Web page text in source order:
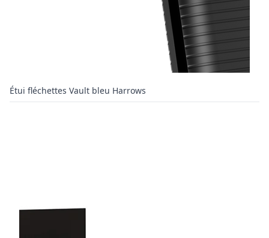
Étui fléchettes Vault bleu Harrows